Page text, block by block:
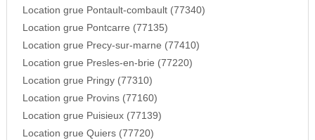
Location grue Pontault-combault (77340)
Location grue Pontcarre (77135)
Location grue Precy-sur-marne (77410)
Location grue Presles-en-brie (77220)
Location grue Pringy (77310)
Location grue Provins (77160)
Location grue Puisieux (77139)
Location grue Quiers (77720)